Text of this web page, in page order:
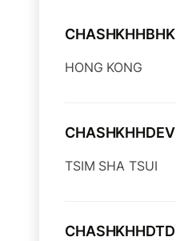
CHASHKHHBHK
HONG KONG
CHASHKHHDEV
TSIM SHA TSUI
CHASHKHHDTD